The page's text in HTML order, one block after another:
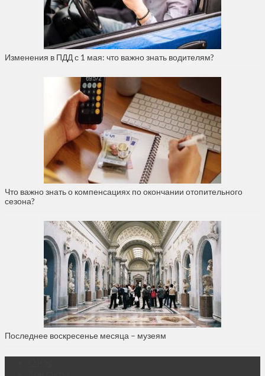
Изменения в ПДД с 1 мая: что важно знать водителям?
Что важно знать о компенсациях по окончании отопительного
сезона?
Последнее воскресенье месяца – музеям